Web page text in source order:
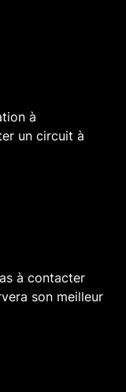
à
un circuit à
à contacter
son meilleur